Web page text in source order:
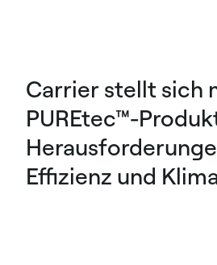
Carrier stellt sich
PUREtec™-
Effizienz und